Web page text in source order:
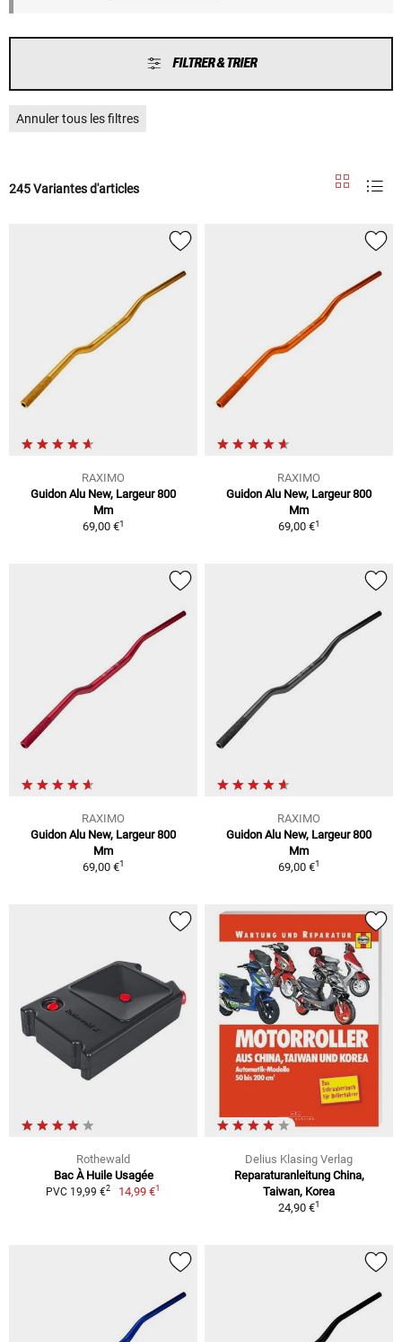
FILTRER & TRIER
Annuler tous les filtres
245 Variantes d'articles
RAXIMO
Guidon Alu New, Largeur 800
Mm
69,00 €1
RAXIMO
Guidon Alu New, Largeur 800
Mm
69,00 €1
RAXIMO
Guidon Alu New, Largeur 800
Mm
69,00 €1
RAXIMO
Guidon Alu New, Largeur 800
Mm
69,00 €1
Rothewald
Bac À Huile Usagée
PVC 19,99 €2 14,99 €1
Delius Klasing Verlag
Reparaturanleitung China,
Taiwan, Korea
24,90 €1